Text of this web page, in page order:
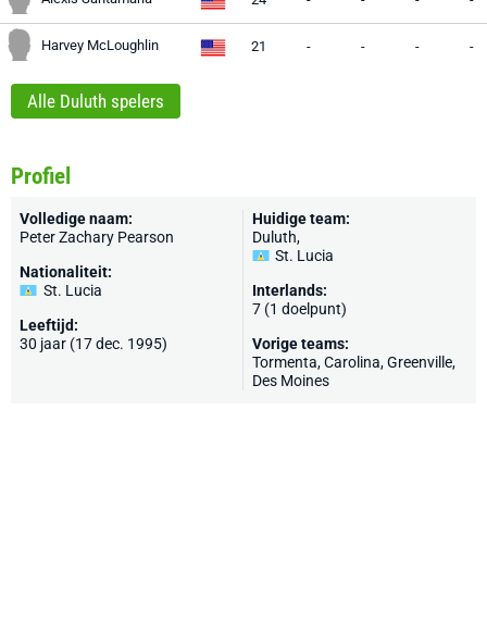
Harvey McLoughlin 21 - - - -
Alle Duluth spelers
Profiel
Volledige naam:
Peter Zachary Pearson
Nationaliteit:
St. Lucia
Leeftijd:
30 jaar (17 dec. 1995)
Huidige team:
Duluth,
St. Lucia
Interlands:
7 (1 doelpunt)
Vorige teams:
Tormenta, Carolina, Greenville,
Des Moines